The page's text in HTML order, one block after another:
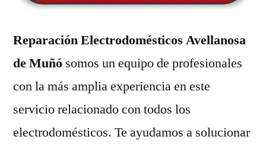
Reparación Electrodomésticos Avellanosa
de Muñó somos un equipo de profesionales
con la más amplia experiencia en este
servicio relacionado con todos los
electrodomésticos. Te ayudamos a solucionar